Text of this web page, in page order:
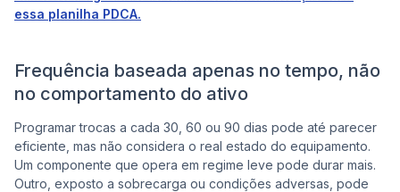
essa planilha PDCA.
Frequência baseada apenas no tempo, não
no comportamento do ativo
Programar trocas a cada 30, 60 ou 90 dias pode até parecer
eficiente, mas não considera o real estado do equipamento.
Um componente que opera em regime leve pode durar mais.
Outro, exposto a sobrecarga ou condições adversas, pode